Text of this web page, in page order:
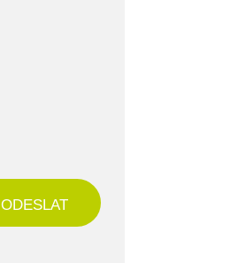
ODESLAT